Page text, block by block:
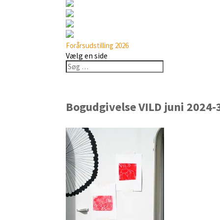
Forårsudstilling 2026
Vælg en side
Bogudgivelse VILD juni 2024-